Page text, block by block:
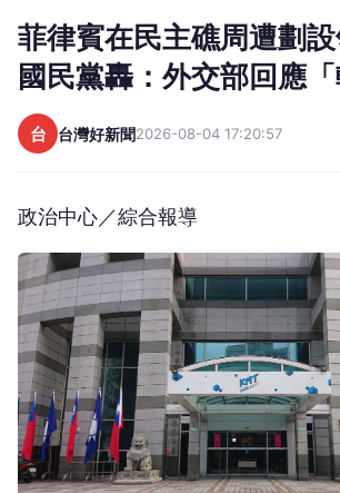
菲律賓在民主礁周遭劃
國民黨轟：外交部回應「
台 台灣好新聞2026-08-04 17:20:57
政治中心／綜合報導